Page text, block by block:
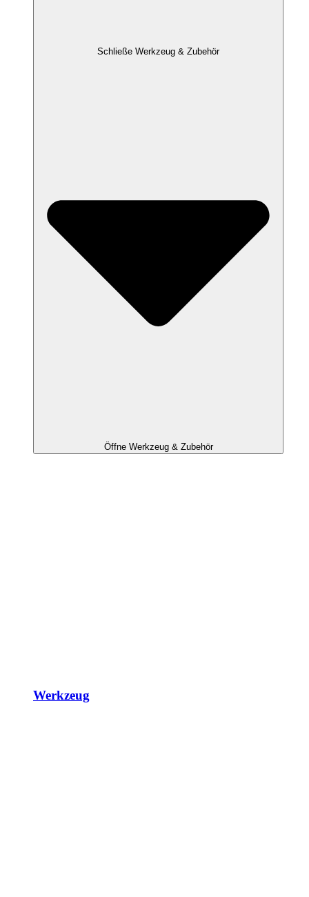
Schließe Werkzeug & Zubehör
Öffne Werkzeug & Zubehör
Werkzeug